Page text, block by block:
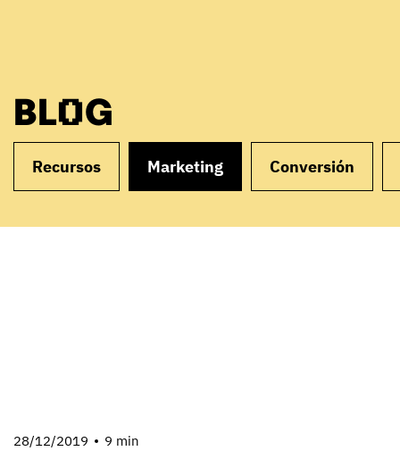
BLOG
Recursos Marketing Conversión
28/12/2019 9 min